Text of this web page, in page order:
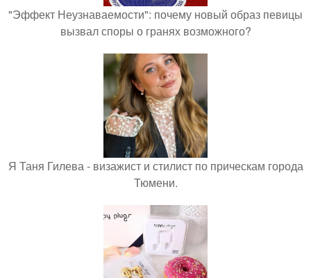
"Эффект Неузнаваемости": почему новый образ певицы
вызвал споры о гранях возможного?
Я Таня Гилева - визажист и стилист по прическам города
Тюмени.